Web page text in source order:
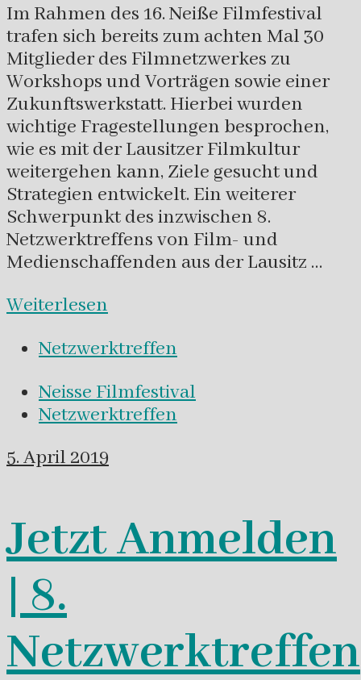
Im Rahmen des 16. Neiße Filmfestival
trafen sich bereits zum achten Mal 30
Mitglieder des Filmnetzwerkes zu
Workshops und Vorträgen sowie einer
Zukunftswerkstatt. Hierbei wurden
wichtige Fragestellungen besprochen,
wie es mit der Lausitzer Filmkultur
weitergehen kann, Ziele gesucht und
Strategien entwickelt. Ein weiterer
Schwerpunkt des inzwischen 8.
Netzwerktreffens von Film- und
Medienschaffenden aus der Lausitz …
Weiterlesen
Netzwerktreffen
Neisse Filmfestival
Netzwerktreffen
5. April 2019
Jetzt Anmelden
| 8.
Netzwerktreffen